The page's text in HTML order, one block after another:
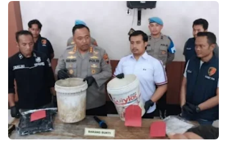
Premium
Raushan
Design
With
Shroff
Templates